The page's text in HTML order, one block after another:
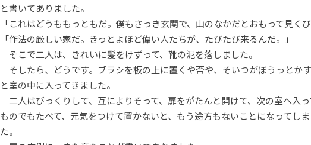
と書いてありました。
「これはどうももっともだ。僕もさっき玄関で、山のなかだとおもって見くび
「作法の厳しい家だ。きっとよほど偉い人たちが、たびたび来るんだ。」
そこで二人は、きれいに髪をけずって、靴の泥を落しました。
そしたら、どうです。ブラシを板の上に置くや否や、そいつがぼうっとか
と室の中に入ってきました。
二人はびっくりして、互によりそって、扉をがたんと開けて、次の室へ入
ものでもたべて、元気をつけて置かないと、もう途方もないことになってし
た。